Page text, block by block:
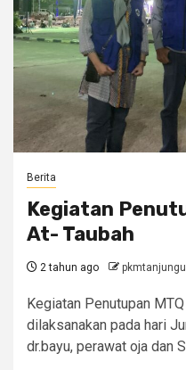
Berita
Kegiatan
At- Taubah
2 tahun ago
Kegiatan Penutupan
dilaksanakan pada hari
dr.bayu, perawat oja dan